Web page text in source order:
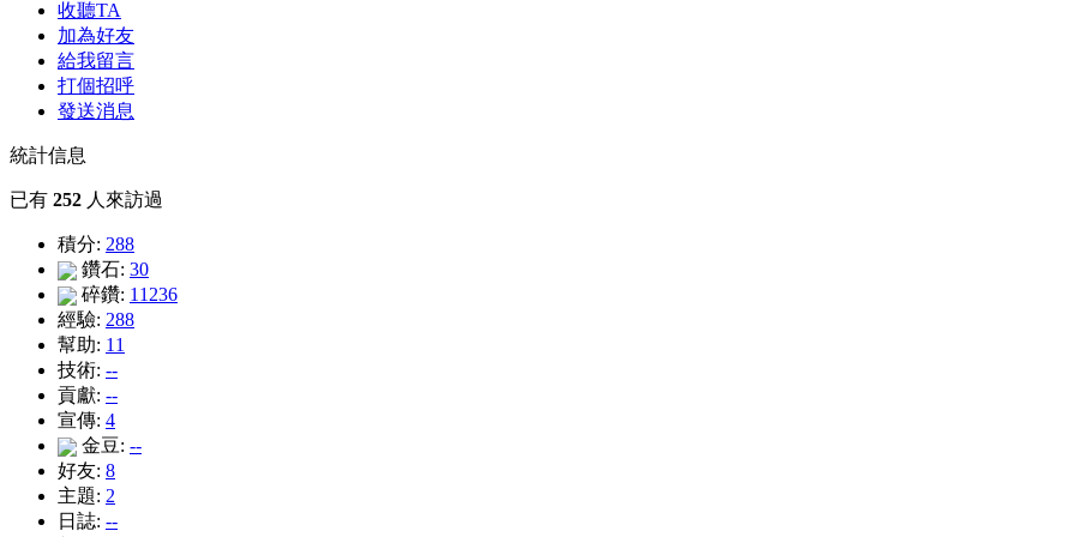
收聽TA
加為好友
給我留言
打個招呼
發送消息
統計信息
已有 252 人來訪過
積分: 288
鑽石: 30
碎鑽: 11236
經驗: 288
幫助: 11
技術: --
貢獻: --
宣傳: 4
金豆: --
好友: 8
主題: 2
日誌: --